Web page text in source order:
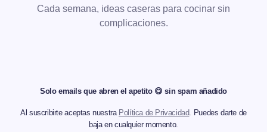
Cada semana, ideas caseras para cocinar sin
complicaciones.
Solo emails que abren el apetito 😋 sin spam añadido
Al suscribirte aceptas nuestra Política de Privacidad. Puedes darte de
baja en cualquier momento.